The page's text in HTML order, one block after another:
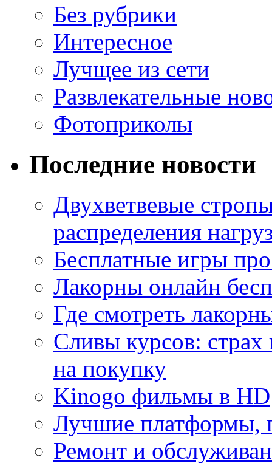
Без рубрики
Интересное
Лучщее из сети
Развлекательные
Фотоприколы
Последние новости
Двухветвевые
распределения
Бесплатные игры
Лакорны онлайн
Где смотреть
Сливы курсов:
на покупку
Kinogo фильмы в HD
Лучшие платформы,
Ремонт и